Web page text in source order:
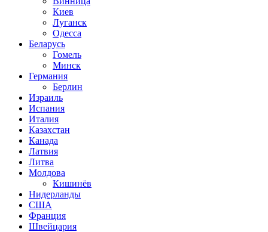
Киев
Луганск
Одесса
Беларусь
Гомель
Минск
Германия
Берлин
Израиль
Испания
Италия
Казахстан
Канада
Латвия
Литва
Молдова
Кишинёв
Нидерланды
США
Франция
Швейцария